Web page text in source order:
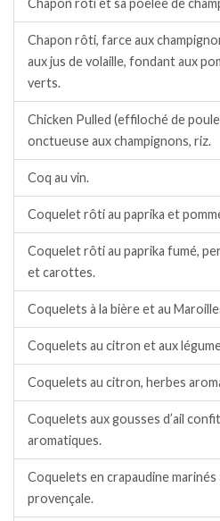
Chapon rôti, farce aux
aux jus de volaille, fondant aux
verts.
Chicken Pulled (effiloché de
onctueuse aux champignons, riz.
Coq au vin.
Coquelet rôti au paprika et
Coquelet rôti au paprika fumé,
et carottes.
Coquelets à la bière et au
Coquelets au citron et aux
Coquelets au citron, herbes
Coquelets aux gousses d’ail
aromatiques.
Coquelets en crapaudine marinés
provençale.